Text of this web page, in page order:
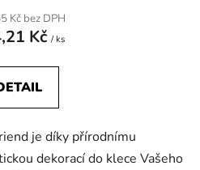
Kč bez DPH
Kč / ks
je díky přírodnímu
dekorací do klece Vašeho